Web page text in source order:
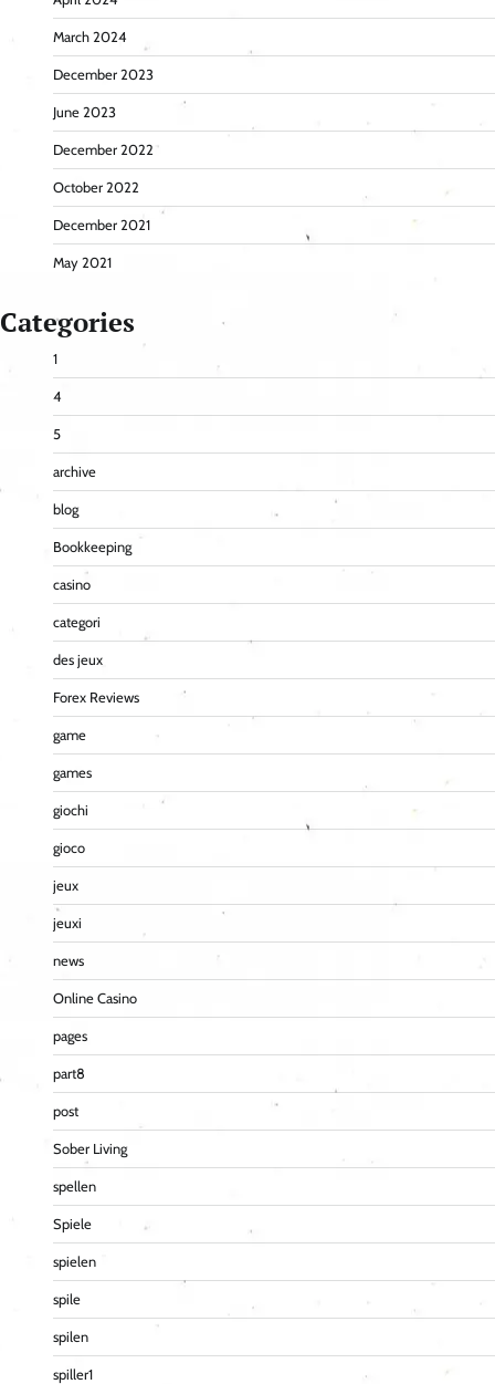
March 2024
December 2023
June 2023
December 2022
October 2022
December 2021
May 2021
Categories
1
4
5
archive
blog
Bookkeeping
casino
categori
des jeux
Forex Reviews
game
games
giochi
gioco
jeux
jeuxi
news
Online Casino
pages
part8
post
Sober Living
spellen
Spiele
spielen
spile
spilen
spiller1